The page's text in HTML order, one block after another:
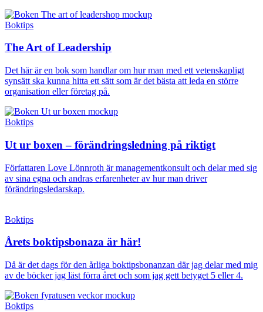
Boktips
The Art of Leadership
Det här är en bok som handlar om hur man med ett vetenskapligt
synsätt ska kunna hitta ett sätt som är det bästa att leda en större
organisation eller företag på.
Boktips
Ut ur boxen – förändringsledning på riktigt
Författaren Love Lönnroth är managementkonsult och delar med sig
av sina egna och andras erfarenheter av hur man driver
förändringsledarskap.
Boktips
Årets boktipsbonaza är här!
Då är det dags för den årliga boktipsbonanzan där jag delar med mig
av de böcker jag läst förra året och som jag gett betyget 5 eller 4.
Boktips